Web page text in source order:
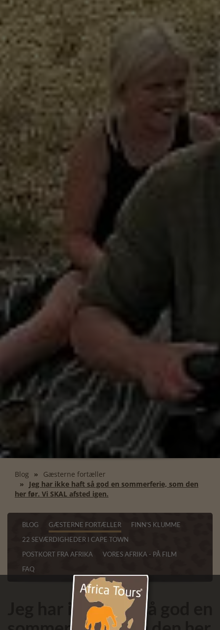
Blog
Gæsterne fortæller
Jeg har ikke haft så god en sommerferie, som den
her før. Vi SKAL afsted igen.
BLOG GÆSTERNE FORTÆLLER
FINN'S KLUMME
22 SEVÆRDIGHEDER I CAPE TOWN
POSTKORT FRA AFRIKA
VORES AFRIKA - PÅ FILM
FAQ
Jeg har ikke haft så god en